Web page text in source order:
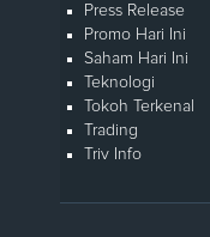
Press Release
Promo Hari Ini
Saham Hari Ini
Teknologi
Tokoh Terkenal
Trading
Triv Info